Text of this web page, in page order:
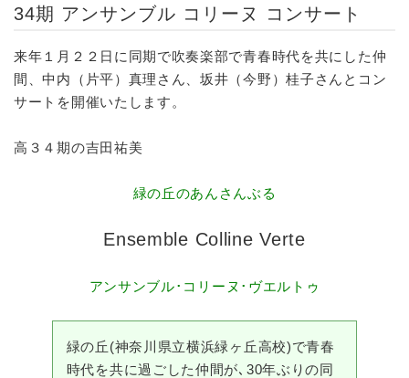
34期 アンサンブル コリーヌ コンサート
来年１月２２日に同期で吹奏楽部で青春時代を共にした仲
間、中内（片平）真理さん、坂井（今野）桂子さんとコン
サートを開催いたします。
高３４期の吉田祐美
緑の丘のあんさんぶる
Ensemble Colline Verte
アンサンブル･コリーヌ･ヴエルトゥ
緑の丘(神奈川県立横浜緑ヶ丘高校)で青春
時代を共に過ごした仲間が､30年ぶりの同